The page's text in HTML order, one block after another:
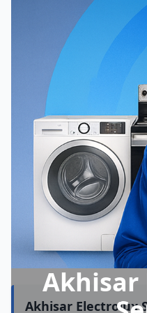
Akhisar
Akhisar Electrolux